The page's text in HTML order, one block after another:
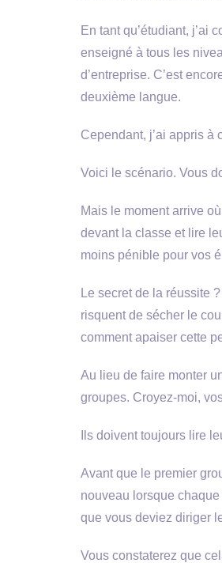
En tant qu’étudiant, j’ai
enseigné à tous les
d’entreprise. C’est
deuxième langue.
Cependant, j’ai appris à
Voici le scénario. Vous
Mais le moment arrive
devant la classe et lire
moins pénible pour vos
Le secret de la réussite
risquent de sécher le
comment apaiser cette
Au lieu de faire monter
groupes. Croyez-moi,
Ils doivent toujours lire
Avant que le premier
nouveau lorsque
que vous deviez diriger
Vous constaterez que